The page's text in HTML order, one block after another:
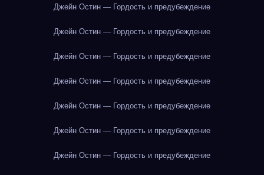
Джейн Остин — Гордость и предубеждение
Джейн Остин — Гордость и предубеждение
Джейн Остин — Гордость и предубеждение
Джейн Остин — Гордость и предубеждение
Джейн Остин — Гордость и предубеждение
Джейн Остин — Гордость и предубеждение
Джейн Остин — Гордость и предубеждение